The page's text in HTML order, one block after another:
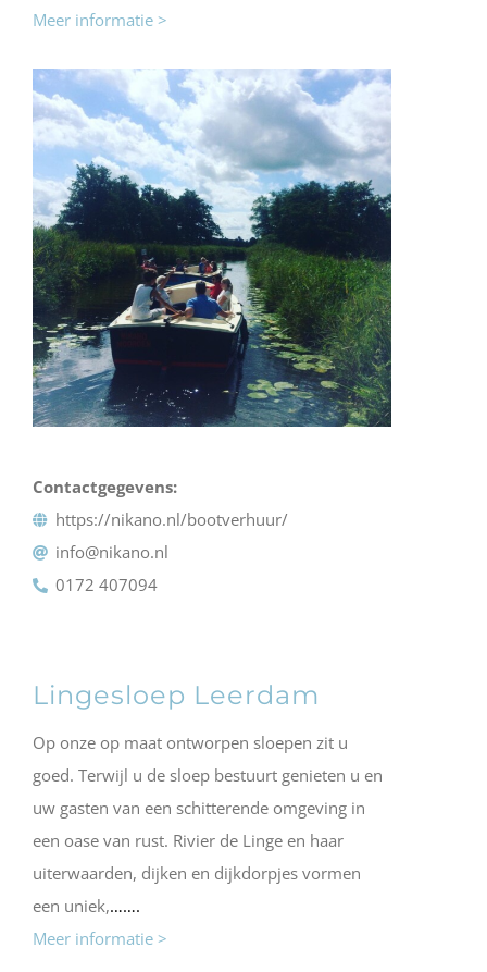
Meer informatie >
Contactgegevens:
https://nikano.nl/bootverhuur/
info@nikano.nl
0172 407094
Lingesloep Leerdam
Op onze op maat ontworpen sloepen zit u
goed. Terwijl u de sloep bestuurt genieten u en
uw gasten van een schitterende omgeving in
een oase van rust. Rivier de Linge en haar
uiterwaarden, dijken en dijkdorpjes vormen
een uniek,…….
Meer informatie >